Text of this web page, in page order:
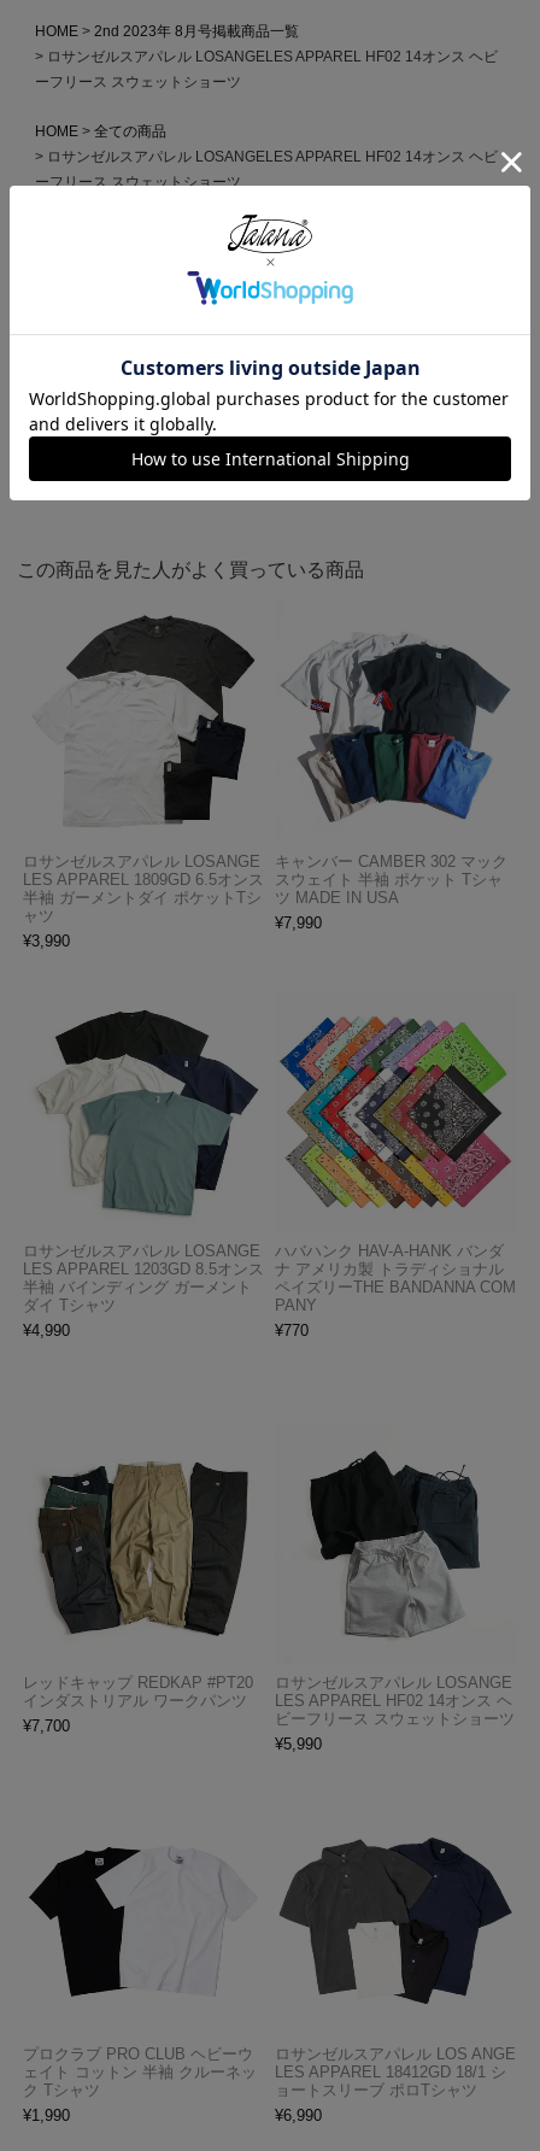
HOME
2nd 2023年 8月号掲載商品一覧
ロサンゼルスアパレル LOSANGELES APPAREL HF02 14オンス ヘビ
ーフリース スウェットショーツ
HOME
全ての商品
ロサンゼルスアパレル LOSANGELES APPAREL HF02 14オンス ヘビ
ーフリース スウェットショーツ
2nd 2022年 6月号掲載商品一覧
ロサンゼルスアパレル LOSANGELES APPAREL HF02 14オンス ヘビ
ーフリース スウェットショーツ
HOME ブランドから選ぶ L
LOSANGELES APPAREL
HOME
MADE IN USA
ロサンゼルスアパレル LOSANGELES APPAREL HF02 14オンス ヘビ
ーフリース スウェットショーツ
この商品を見た人がよく買っている商品
ロサンゼルスアパレル LOSANGE
LES APPAREL 1809GD 6.5オンス
半袖 ガーメントダイ ポケットTシ
ャツ
¥3,990
キャンバー CAMBER 302 マック
スウェイト 半袖 ポケット Tシャ
ツ MADE IN USA
¥7,990
ロサンゼルスアパレル LOSANGE
LES APPAREL 1203GD 8.5オンス
半袖 バインディング ガーメント
ダイ Tシャツ
¥4,990
ハバハンク HAV-A-HANK バンダ
ナ アメリカ製 トラディショナル
ペイズリーTHE BANDANNA COM
PANY
¥770
レッドキャップ REDKAP #PT20
インダストリアル ワークパンツ
¥7,700
ロサンゼルスアパレル LOSANGE
LES APPAREL HF02 14オンス ヘ
ビーフリース スウェットショーツ
¥5,990
プロクラブ PRO CLUB ヘビーウ
ェイト コットン 半袖 クルーネッ
ク Tシャツ
¥1,990
ロサンゼルスアパレル LOS ANGE
LES APPAREL 18412GD 18/1 シ
ョートスリーブ ポロTシャツ
¥6,990